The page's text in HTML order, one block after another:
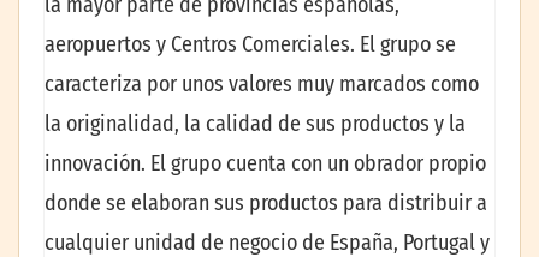
aeropuertos y Centros Comerciales. El grupo se
caracteriza por unos valores muy marcados como
la originalidad, la calidad de sus productos y la
innovación. El grupo cuenta con un obrador propio
donde se elaboran sus productos para distribuir a
cualquier unidad de negocio de España, Portugal y